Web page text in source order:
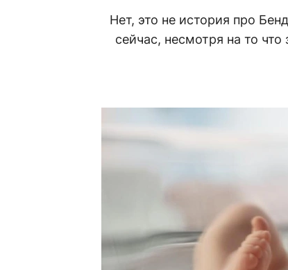
Нет, это не история про
сейчас, несмотря на то